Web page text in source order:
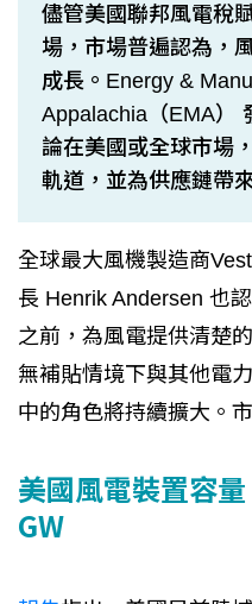
儘管美國聯邦風電稅
場，市場普遍認為，
成長。Energy &
Appalachia（EMA）
論在美國或全球市場
軌道，並為供應鏈帶
全球最大風機製造商
長 Henrik Andersen 也
之前，為風電提供清楚
無補貼情境下與其他電
中的角色將持續擴大。
美國風電裝置容
GW